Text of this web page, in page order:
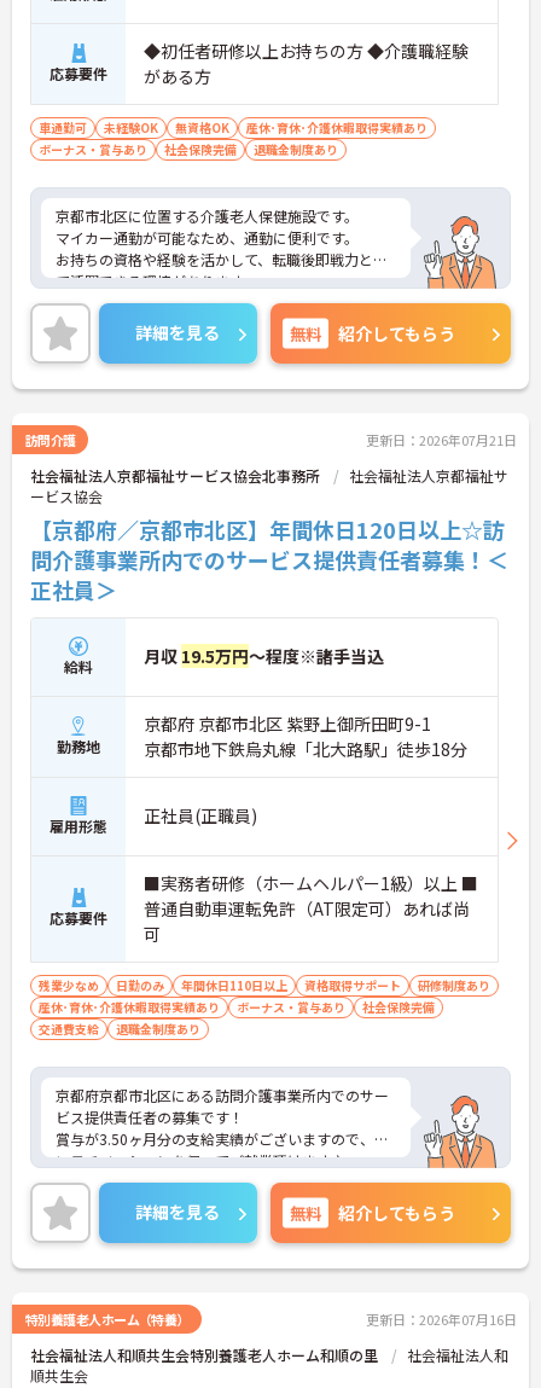
応募要件
◆初任者研修以上お持ちの方 ◆介護職経験
がある方
車通勤可 未経験OK 無資格OK
産休･育休･介護休暇取得実績あり
ボーナス・賞与あり
社会保険完備 退職金制度あり
京都市北区に位置する介護老人保健施設です。
マイカー通勤が可能なため、通勤に便利です。
お持ちの資格や経験を活かして、転職後即戦力とし
て活躍できる環境があります。
ご興味をお持ちの方はお気軽にお問い合わせくださ
い。
詳細を見る 無料 紹介してもらう
訪問介護 更新日：2026年07月21日
社会福祉法人京都福祉サービス協会北事務所
社会福祉法人京都福祉サ
ービス協会
【京都府／京都市北区】年間休日120日以上☆訪
問介護事業所内でのサービス提供責任者募集！＜
正社員＞
給料 月収 19.5万円～程度※諸手当込
勤務地
京都府 京都市北区 紫野上御所田町9-1
京都市地下鉄烏丸線「北大路駅」徒歩18分
雇用形態 正社員(正職員)
応募要件
■実務者研修（ホームヘルパー1級）以上 ■
普通自動車運転免許（AT限定可）あれば尚
可
残業少なめ 日勤のみ 年間休日110日以上 資格取得サポート
研修制度あり
産休･育休･介護休暇取得実績あり
ボーナス・賞与あり
社会保険完備
交通費支給
退職金制度あり
京都府京都市北区にある訪問介護事業所内でのサー
ビス提供責任者の募集です！
賞与が3.50ヶ月分の支給実績がございますので、高
いモチベーションを保ってご就業頂けます♪
年間休日120日以上としっかりお休みも取得できる
ので、ワークライフバランスを大切にしたい方にオ
ススメです◎
ご興味のある方には、面接対策ポイントなど、さら
に詳細をお話しいたしますのでお気軽にご相談くだ
詳細を見る 無料 紹介してもらう
特別養護老人ホーム（特養） 更新日：2026年07月16日
社会福祉法人和順共生会特別養護老人ホーム和順の里
社会福祉法人和
順共生会